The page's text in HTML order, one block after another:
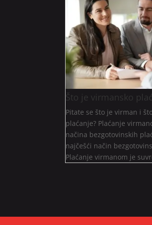
Što je virmansko
Pitate se što je virman i
plaćanje? Plaćanje
načina bezgotovinskih
najčešći način
Plaćanje virmanom je